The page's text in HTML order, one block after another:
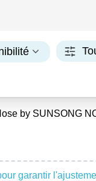
by SUNSONG
garantir